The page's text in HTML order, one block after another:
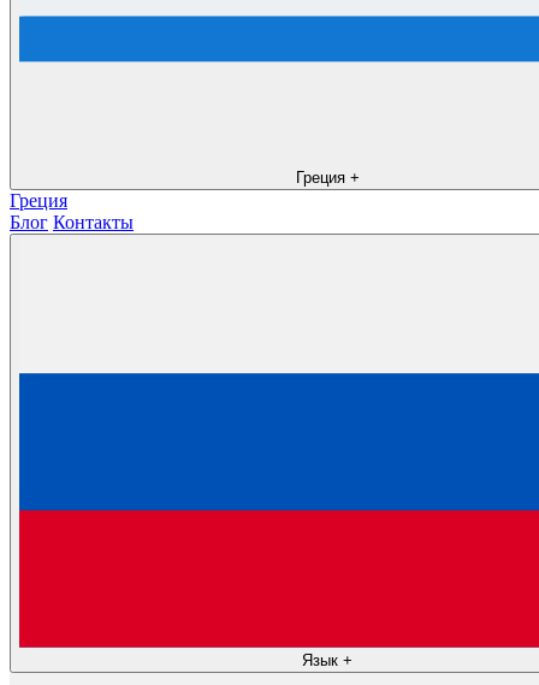
Греция +
Греция
Блог Контакты
Язык +